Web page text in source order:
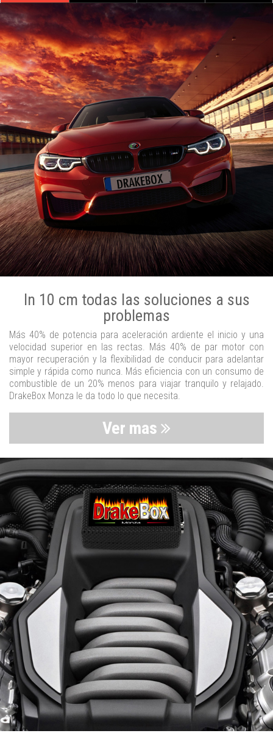
In 10 cm todas las soluciones a sus
problemas
Más 40% de potencia para aceleración ardiente el inicio y una
velocidad superior en las rectas. Más 40% de par motor con
mayor recuperación y la flexibilidad de conducir para adelantar
simple y rápida como nunca. Más eficiencia con un consumo de
combustible de un 20% menos para viajar tranquilo y relajado.
DrakeBox Monza le da todo lo que necesita.
Ver mas